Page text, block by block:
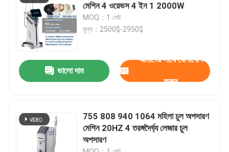
কারখানা ভ্রমণ
মান নিয়ন্ত্রণ
যোগাযোগ করুন
খবর
উদ্ধৃতির জন্য আবেদন
মেশিন 4 ওয়েভস 4 ইন 1 2000W
MOQ：1 সেট
মূল্য：2500$-2950$
ভালো দাম
আমাদের সাথে যোগাযোগ
করুন
755 808 940 1064 মহিলা চুল অপসারণ
মেশিন 20HZ 4 তরঙ্গদৈর্ঘ্য লেজার চুল
অপসারণ